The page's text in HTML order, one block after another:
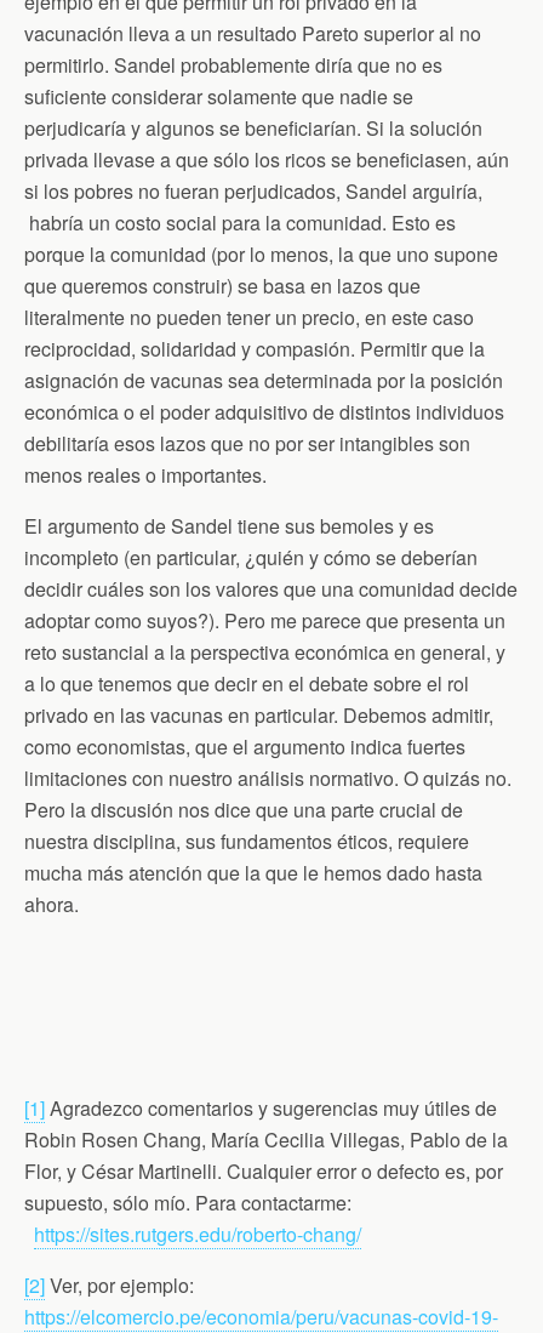
vacunación lleva a un resultado Pareto superior al no
permitirlo. Sandel probablemente diría que no es
suficiente considerar solamente que nadie se
perjudicaría y algunos se beneficiarían. Si la solución
privada llevase a que sólo los ricos se beneficiasen, aún
si los pobres no fueran perjudicados, Sandel arguiría,
habría un costo social para la comunidad. Esto es
porque la comunidad (por lo menos, la que uno supone
que queremos construir) se basa en lazos que
literalmente no pueden tener un precio, en este caso
reciprocidad, solidaridad y compasión. Permitir que la
asignación de vacunas sea determinada por la posición
económica o el poder adquisitivo de distintos individuos
debilitaría esos lazos que no por ser intangibles son
menos reales o importantes.
El argumento de Sandel tiene sus bemoles y es
incompleto (en particular, ¿quién y cómo se deberían
decidir cuáles son los valores que una comunidad decide
adoptar como suyos?). Pero me parece que presenta un
reto sustancial a la perspectiva económica en general, y
a lo que tenemos que decir en el debate sobre el rol
privado en las vacunas en particular. Debemos admitir,
como economistas, que el argumento indica fuertes
limitaciones con nuestro análisis normativo. O quizás no.
Pero la discusión nos dice que una parte crucial de
nuestra disciplina, sus fundamentos éticos, requiere
mucha más atención que la que le hemos dado hasta
ahora.
[1]Agradezco comentarios y sugerencias muy útiles de
Robin Rosen Chang, María Cecilia Villegas, Pablo de la
Flor, y César Martinelli. Cualquier error o defecto es, por
supuesto, sólo mío. Para contactarme:
https://sites.rutgers.edu/roberto-chang/
[2]Ver, por ejemplo:
https://elcomercio.pe/economia/peru/vacunas-covid-19-